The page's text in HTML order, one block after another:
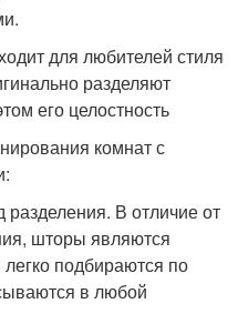
для любителей стиля
разделяют
его целостность
комнат с
В отличие от
шторы являются
подбираются по
в любой